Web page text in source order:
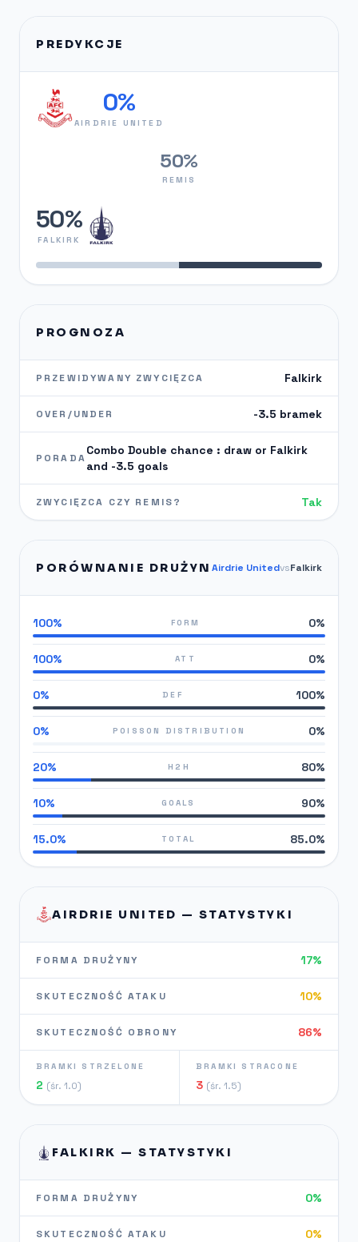
PREDYKCJE
0%
AIRDRIE UNITED
50%
REMIS
50%
FALKIRK
PROGNOZA
PRZEWIDYWANY ZWYCIĘZCA Falkirk
OVER/UNDER -3.5 bramek
PORADA
Combo Double chance : draw or Falkirk
and -3.5 goals
ZWYCIĘZCA CZY REMIS? Tak
PORÓWNANIE DRUŻYN Airdrie UnitedvsFalkirk
100% FORM 0%
100% ATT 0%
0% DEF 100%
0% POISSON DISTRIBUTION 0%
20% H2H 80%
10% GOALS 90%
15.0% TOTAL 85.0%
AIRDRIE UNITED — STATYSTYKI
FORMA DRUŻYNY 17%
SKUTECZNOŚĆ ATAKU 10%
SKUTECZNOŚĆ OBRONY 86%
BRAMKI STRZELONE
2 (śr. 1.0)
BRAMKI STRACONE
3 (śr. 1.5)
FALKIRK — STATYSTYKI
FORMA DRUŻYNY 0%
SKUTECZNOŚĆ ATAKU 0%